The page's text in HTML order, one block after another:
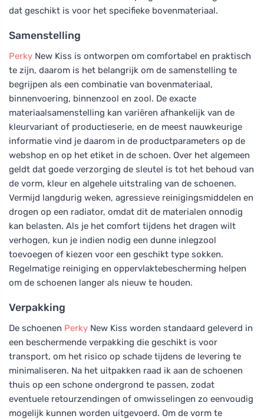
dat geschikt is voor het specifieke bovenmateriaal.
Samenstelling
Perky New Kiss is ontworpen om comfortabel en praktisch
te zijn, daarom is het belangrijk om de samenstelling te
begrijpen als een combinatie van bovenmateriaal,
binnenvoering, binnenzool en zool. De exacte
materiaalsamenstelling kan variëren afhankelijk van de
kleurvariant of productieserie, en de meest nauwkeurige
informatie vind je daarom in de productparameters op de
webshop en op het etiket in de schoen. Over het algemeen
geldt dat goede verzorging de sleutel is tot het behoud van
de vorm, kleur en algehele uitstraling van de schoenen.
Vermijd langdurig weken, agressieve reinigingsmiddelen en
drogen op een radiator, omdat dit de materialen onnodig
kan belasten. Als je het comfort tijdens het dragen wilt
verhogen, kun je indien nodig een dunne inlegzool
toevoegen of kiezen voor een geschikt type sokken.
Regelmatige reiniging en oppervlaktebescherming helpen
om de schoenen langer als nieuw te houden.
Verpakking
De schoenen Perky New Kiss worden standaard geleverd in
een beschermende verpakking die geschikt is voor
transport, om het risico op schade tijdens de levering te
minimaliseren. Na het uitpakken raad ik aan de schoenen
thuis op een schone ondergrond te passen, zodat
eventuele retourzendingen of omwisselingen zo eenvoudig
mogelijk kunnen worden uitgevoerd. Om de vorm te